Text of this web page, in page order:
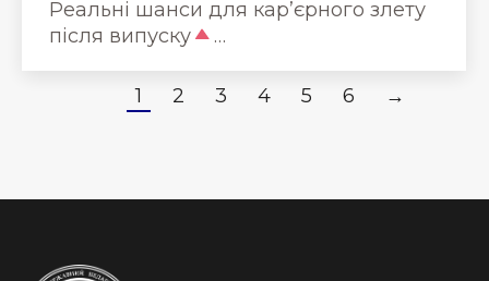
Реальні шанси для кар’єрного злету
після випуску
…
1 2 3 4 5 6 →